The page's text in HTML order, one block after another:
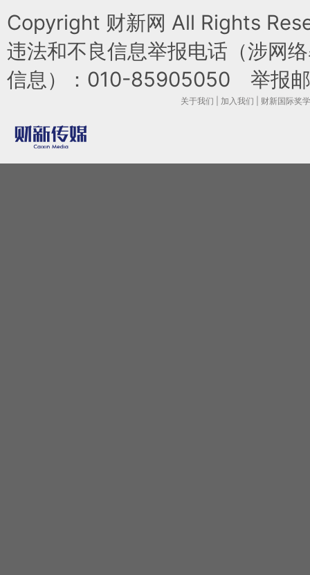
Copyright 财新网 All Rights
违法和不良信息举报电话（涉网
信息）：010-85905050 举报
关于我们 加入我们 财新国际奖